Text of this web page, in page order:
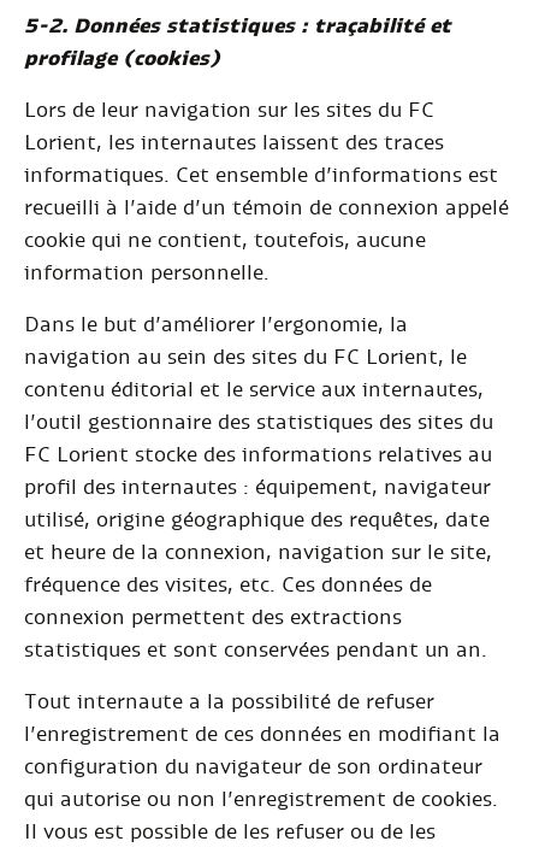
5-2. Données statistiques : traçabilité et
profilage (cookies)
Lors de leur navigation sur les sites du FC
Lorient, les internautes laissent des traces
informatiques. Cet ensemble d’informations est
recueilli à l’aide d’un témoin de connexion appelé
cookie qui ne contient, toutefois, aucune
information personnelle.
Dans le but d’améliorer l’ergonomie, la
navigation au sein des sites du FC Lorient, le
contenu éditorial et le service aux internautes,
l’outil gestionnaire des statistiques des sites du
FC Lorient stocke des informations relatives au
profil des internautes : équipement, navigateur
utilisé, origine géographique des requêtes, date
et heure de la connexion, navigation sur le site,
fréquence des visites, etc. Ces données de
connexion permettent des extractions
statistiques et sont conservées pendant un an.
Tout internaute a la possibilité de refuser
l’enregistrement de ces données en modifiant la
configuration du navigateur de son ordinateur
qui autorise ou non l’enregistrement de cookies.
Il vous est possible de les refuser ou de les